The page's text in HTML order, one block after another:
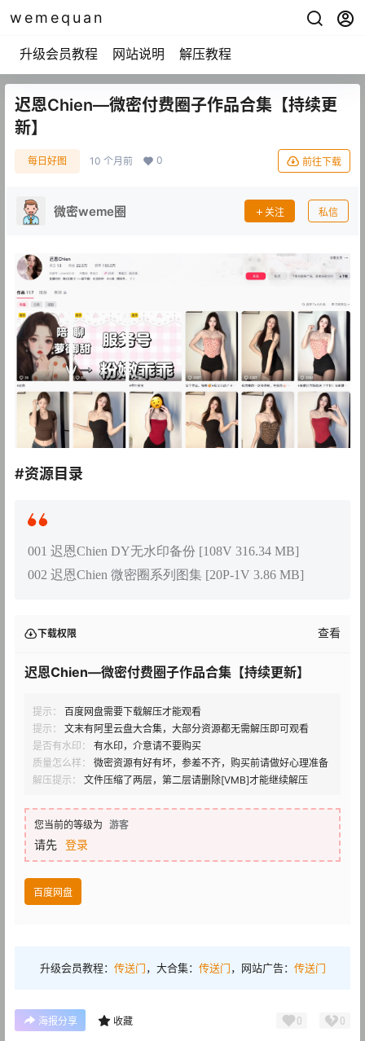
wemequan
升级会员教程 网站说明 解压教程
迟恩Chien—微密付费圈子作品合集【持续更
新】
每日好图 10 个月前 0 前往下载
微密weme圈 关注 私信
#资源目录
001 迟恩Chien DY无水印备份 [108V 316.34 MB]
002 迟恩Chien 微密圈系列图集 [20P-1V 3.86 MB]
下载权限 查看
迟恩Chien—微密付费圈子作品合集【持续更新】
提示：
百度网盘需要下载解压才能观看
提示：
文末有阿里云盘大合集，大部分资源都无需解压即可观看
是否有水印：
有水印，介意请不要购买
质量怎么样：
微密资源有好有坏，参差不齐，购买前请做好心理准备
解压提示：
文件压缩了两层，第二层请删除[VMB]才能继续解压
您当前的等级为 游客
请先 登录
百度网盘
升级会员教程： 传送门，大合集： 传送门，网站广告： 传送门
海报分享 收藏 0 0